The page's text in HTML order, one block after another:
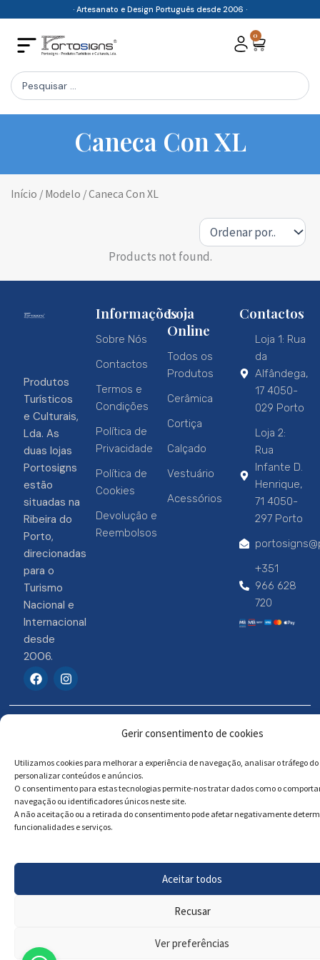
Gerir consentimento de cookies
Utilizamos cookies para melhorar a experiência de navegação, analisar o tráfego do
personalizar conteúdos e anúncios.
O consentimento para estas tecnologias permite-nos tratar dados como o
navegação ou identificadores únicos neste site.
A não aceitação ou a retirada do consentimento pode afetar negativamente
funcionalidades e serviços.
Aceitar todos
Recusar
Ver preferências
content
· Artesanato e Design Português desde 2006 ·
0
Cart
Search
...
Caneca Con XL
Início / Modelo / Caneca Con XL
Products not found.
Produtos
Turísticos
e Culturais,
Lda. As
duas lojas
Portosigns
estão
situadas na
Ribeira do
Porto,
direcionadas
para o
Turismo
Nacional e
Internacional
desde
2006.
F
a
e
I
n
t
a
m
Informações
Sobre Nós
Contactos
Termos e
Condições
Política de
Privacidade
Política de
Cookies
Devolução e
Reembolsos
Loja
Online
Todos os
Produtos
Cerâmica
Cortiça
Calçado
Vestuário
Acessórios
Contactos
Loja 1: Rua
da
Alfândega,
17 4050-
029 Porto
Loja 2:
Rua
Infante D.
Henrique,
71 4050-
297 Porto
+351
966 628
720
Culturais, Lda
Livro de reclamações
Powered byMegastock Informática